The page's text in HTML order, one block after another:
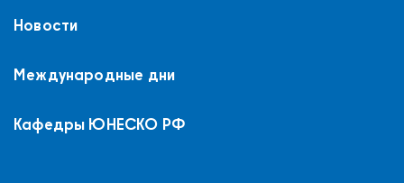
Новости
Международные дни
Кафедры ЮНЕСКО РФ